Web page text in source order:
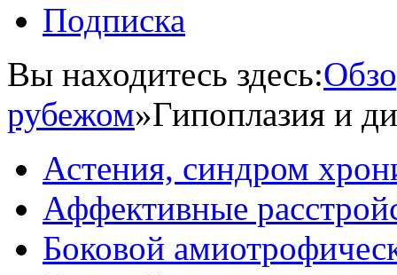
Подписка
Вы находитесь здесь:
рубежом»Гипоплазия и
Астения, синдром
Аффективные
Боковой